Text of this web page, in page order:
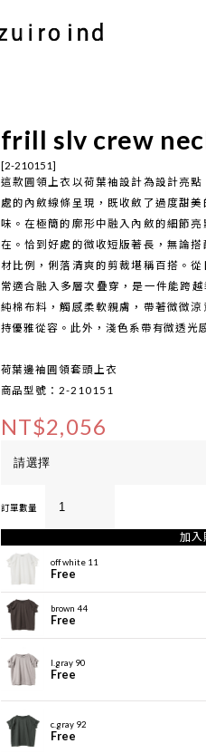
frill slv crew
[2-210151]
這款圓領上衣以荷葉袖設計為設計亮
處的內斂線條呈現，既收斂了過度甜
味。在極簡的廓形中融入內斂的細節
在。恰到好處的微收短版著長，無論
材比例，俐落清爽的剪裁堪稱百搭。
常適合融入多層次疊穿，是一件能跨
純棉布料，觸感柔軟親膚，帶著微微
持優雅從容。此外，淺色系帶有微透光
荷葉邊袖圓領套頭上衣
商品型號：2-210151
NT$2,056
訂單數量
加入
off white 11
Free
brown 44
Free
l.gray 90
Free
c.gray 92
Free